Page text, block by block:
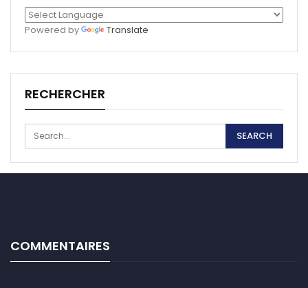
Powered by Translate
RECHERCHER
COMMENTAIRES